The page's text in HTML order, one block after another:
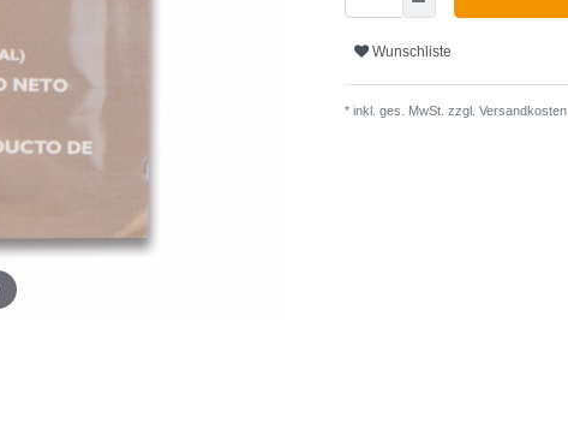
Wunschliste
* inkl. ges. MwSt. zzgl. Versandkosten